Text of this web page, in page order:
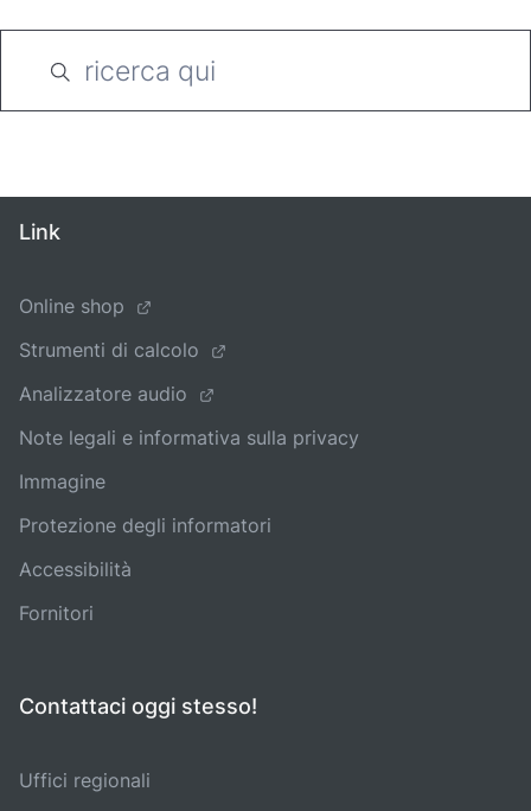
Link
Online shop
Strumenti di calcolo
Analizzatore audio
Note legali e informativa sulla privacy
Immagine
Protezione degli informatori
Accessibilità
Fornitori
Contattaci oggi stesso!
Uffici regionali